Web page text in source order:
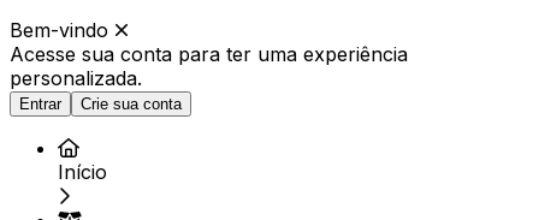
Bem-vindo
Acesse sua conta para ter uma experiência
personalizada.
Entrar Crie sua conta
Início